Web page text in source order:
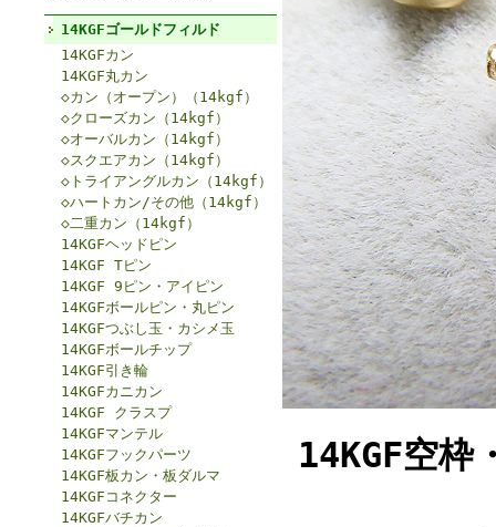
14KGFゴールドフィルド
14KGFカン
14KGF丸カン
◇カン（オープン）（14kgf）
◇クローズカン（14kgf）
◇オーバルカン（14kgf）
◇スクエアカン（14kgf）
◇トライアングルカン（14kgf）
◇ハートカン/その他（14kgf）
◇二重カン（14kgf）
14KGFヘッドピン
14KGF Tピン
14KGF 9ピン・アイピン
14KGFボールピン・丸ピン
14KGFつぶし玉・カシメ玉
14KGFボールチップ
14KGF引き輪
14KGFカニカン
14KGF クラスプ
14KGFマンテル
14KGFフックパーツ
14KGF板カン・板ダルマ
14KGFコネクター
14KGFバチカン
14KGF空